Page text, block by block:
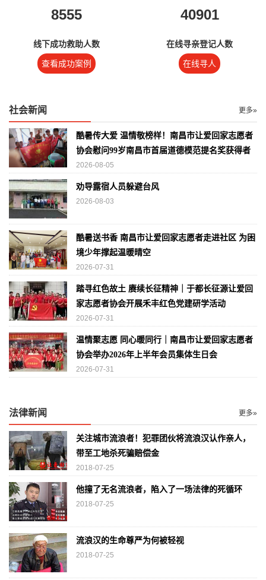
8555
线下成功救助人数
查看成功案例
40901
在线寻亲登记人数
在线寻人
社会新闻 更多»
酷暑传大爱 温情敬榜样！南昌市让爱回家志愿者
协会慰问99岁南昌市首届道德模范提名奖获得者
2026-08-05
劝导露宿人员躲避台风
2026-08-03
酷暑送书香 南昌市让爱回家志愿者走进社区 为困
境少年撑起温暖晴空
2026-07-31
踏寻红色故土 赓续长征精神｜于都长征源让爱回
家志愿者协会开展禾丰红色党建研学活动
2026-07-31
温情聚志愿 同心暖同行｜南昌市让爱回家志愿者
协会举办2026年上半年会员集体生日会
2026-07-31
法律新闻 更多»
关注城市流浪者！犯罪团伙将流浪汉认作亲人，
带至工地杀死骗赔偿金
2018-07-25
他撞了无名流浪者，陷入了一场法律的死循环
2018-07-25
流浪汉的生命尊严为何被轻视
2018-07-25